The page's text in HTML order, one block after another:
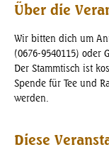
Über die
Wir bitten dich um
(0676-9540115) oder
Der Stammtisch ist
Spende für Tee und
werden.
Diese